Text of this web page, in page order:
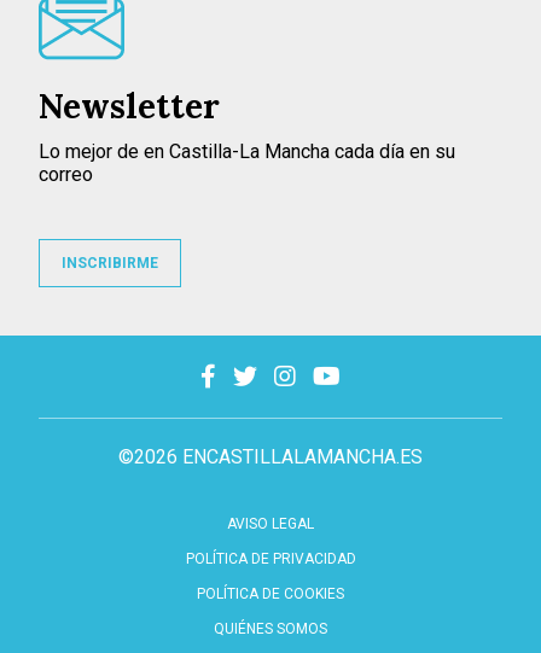
©2026 ENCASTILLALAMANCHA.ES
AVISO LEGAL
POLÍTICA DE PRIVACIDAD
POLÍTICA DE COOKIES
QUIÉNES SOMOS
Newsletter
Lo mejor de en Castilla-La Mancha cada día en su
correo
INSCRIBIRME